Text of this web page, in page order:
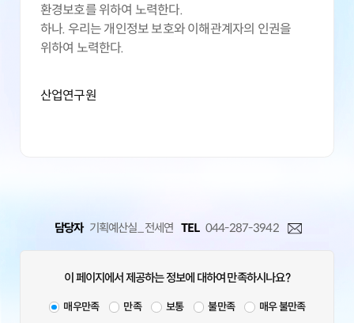
환경보호를 위하여 노력한다.
하나. 우리는 개인정보 보호와 이해관계자의 인권을
위하여 노력한다.
산업연구원
담당자 기획예산실_ 전세연 TEL 044-287-3942
이 페이지에서 제공하는 정보에 대하여 만족하시나요?
매우만족 만족 보통 불만족 매우 불만족